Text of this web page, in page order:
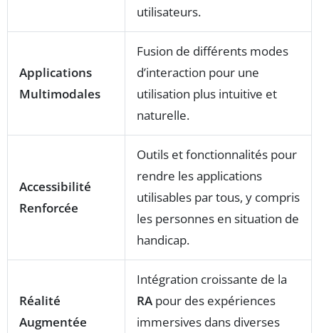
utilisateurs.
Applications
Multimodales
Fusion de différents modes
d’interaction pour une
utilisation plus intuitive et
naturelle.
Accessibilité
Renforcée
Outils et fonctionnalités pour
rendre les applications
utilisables par tous, y compris
les personnes en situation de
handicap.
Réalité
Augmentée
Intégration croissante de la
RA pour des expériences
immersives dans diverses